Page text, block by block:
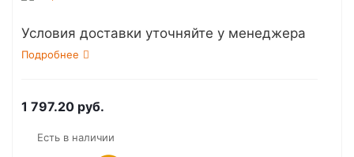
Условия доставки уточняйте у менеджера
Подробнее
1 797.20 руб.
Есть в наличии